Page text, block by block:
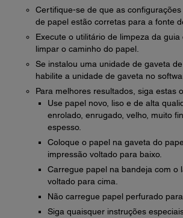
Certifique-se de que as
de papel estão corretas para a fonte
Execute o utilitário de limpeza da guia
limpar o caminho do papel.
Se instalou uma unidade de gaveta
habilite a unidade de gaveta no
Para melhores resultados, siga estas
Use papel novo, liso e de alta
enrolado, enrugado, velho, muito
espesso.
Coloque o papel na gaveta do
impressão voltado para baixo.
Carregue papel na bandeja com o
voltado para cima.
Não carregue papel perfurado
Siga quaisquer instruções